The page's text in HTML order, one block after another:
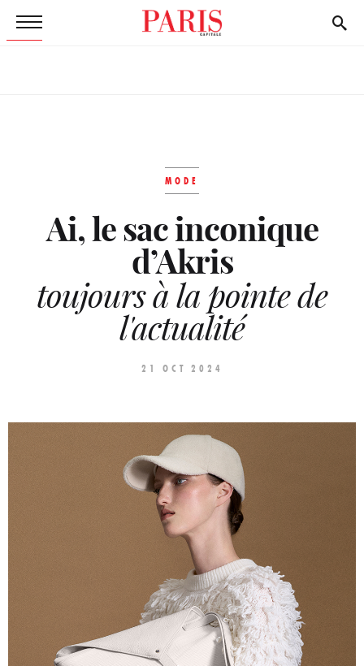
MODE
Ai, le sac inconique
d’Akris
toujours à la pointe de
l'actualité
21 OCT 2024